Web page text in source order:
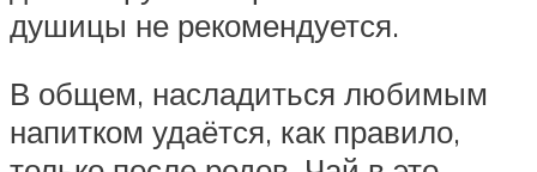
душицы не рекомендуется.
В общем, насладиться любимым
напитком удаётся, как правило,